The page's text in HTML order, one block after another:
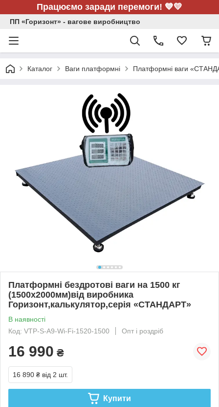
Працюємо заради перемоги! 💙💛
ПП «Горизонт» - вагове виробництво
Каталог Ваги платформні Платформні ваги
Платформні бездротові ваги на 1500 кг
(1500х2000мм)від виробника
Горизонт,калькулятор,серія «СТАНДАРТ»
В наявності
Код: VTP-S-A9-Wi-Fi-1520-1500
Опт і роздріб
16 990 ₴
16 890 ₴ від 2 шт.
Купити